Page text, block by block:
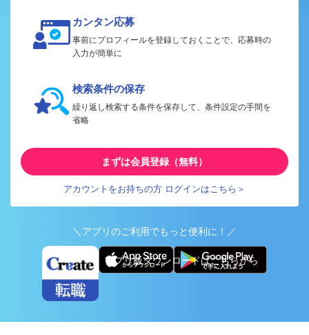
カンタン応募
事前にプロフィールを登録しておくことで、応募時の
入力が簡単に
検索条件の保存
繰り返し検索する条件を保存して、条件設定の手間を
省略
まずは会員登録（無料）
アカウントをお持ちの方 ログインはこちら＞
＼アプリのご利用でもっと便利に！／
アプリ版ダウンロードはこちらから